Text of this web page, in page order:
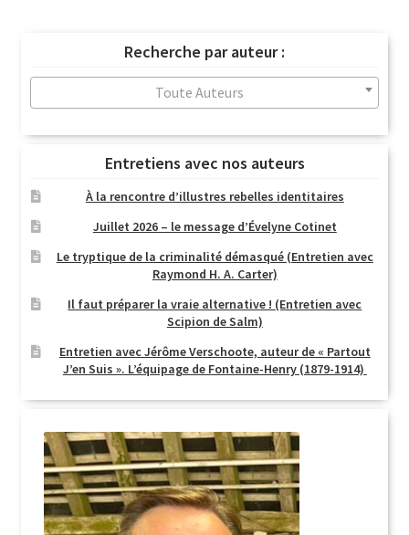
Recherche par auteur :
Toute Auteurs
Entretiens avec nos auteurs
À la rencontre d’illustres rebelles identitaires
Juillet 2026 – le message d’Évelyne Cotinet
Le tryptique de la criminalité démasqué (Entretien avec
Raymond H. A. Carter)
Il faut préparer la vraie alternative ! (Entretien avec
Scipion de Salm)
Entretien avec Jérôme Verschoote, auteur de « Partout
J’en Suis ». L’équipage de Fontaine-Henry (1879-1914)